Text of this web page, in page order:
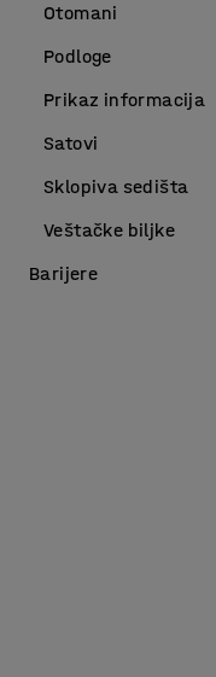
Otomani
Podloge
Prikaz informacija
Satovi
Sklopiva sedišta
Veštačke biljke
Barijere